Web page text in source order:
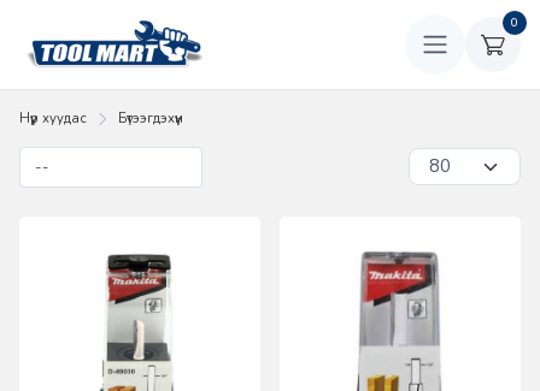
0
Нүүр хуудас Бүтээгдэхүүн